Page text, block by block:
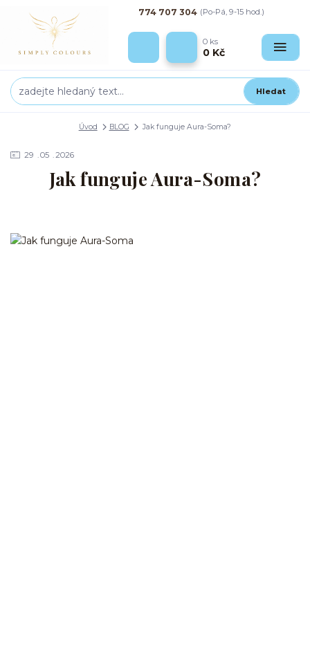
Hledat
774 707 304 (Po-Pá, 9-15 hod.)
0 ks
0 Kč
Úvod BLOG Jak funguje Aura-Soma?
29 05 2026
Jak funguje Aura-Soma?